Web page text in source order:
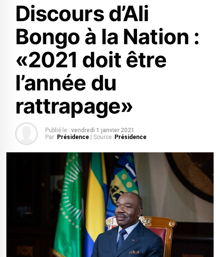
Discours d’Ali
Bongo à la Nation :
«2021 doit être
l’année du
rattrapage»
Publié le : vendredi 1 janvier 2021
Par: Présidence | Source: Présidence